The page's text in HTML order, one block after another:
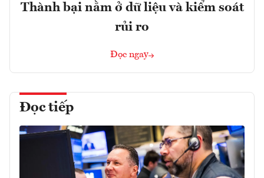
Thành bại nằm ở dữ liệu và kiểm soát
rủi ro
Đọc ngay
Đọc tiếp